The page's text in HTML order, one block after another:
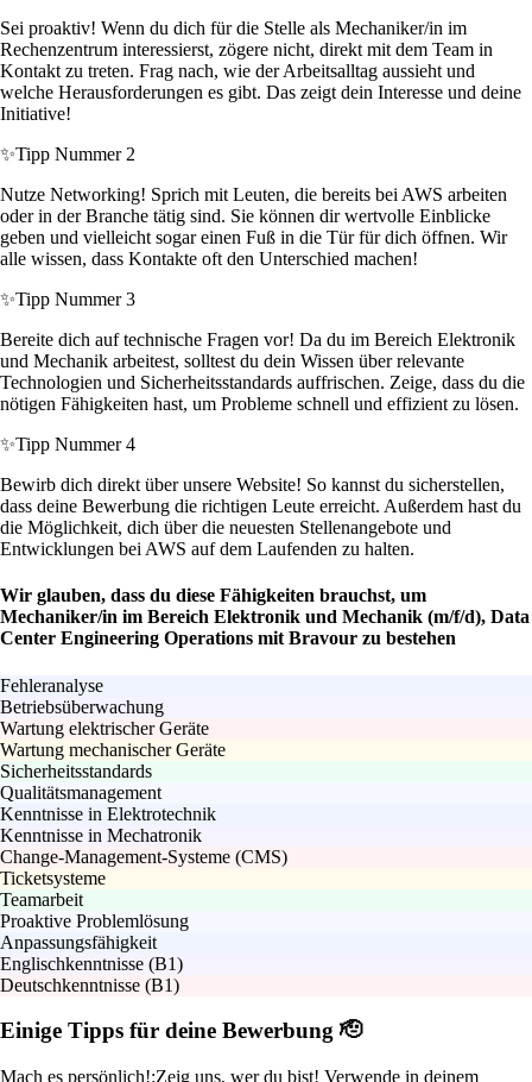
Sei proaktiv! Wenn du dich für die Stelle als Mechaniker/in im
Rechenzentrum interessierst, zögere nicht, direkt mit dem Team in
Kontakt zu treten. Frag nach, wie der Arbeitsalltag aussieht und
welche Herausforderungen es gibt. Das zeigt dein Interesse und deine
Initiative!
✨Tipp Nummer 2
Nutze Networking! Sprich mit Leuten, die bereits bei AWS arbeiten
oder in der Branche tätig sind. Sie können dir wertvolle Einblicke
geben und vielleicht sogar einen Fuß in die Tür für dich öffnen. Wir
alle wissen, dass Kontakte oft den Unterschied machen!
✨Tipp Nummer 3
Bereite dich auf technische Fragen vor! Da du im Bereich Elektronik
und Mechanik arbeitest, solltest du dein Wissen über relevante
Technologien und Sicherheitsstandards auffrischen. Zeige, dass du die
nötigen Fähigkeiten hast, um Probleme schnell und effizient zu lösen.
✨Tipp Nummer 4
Bewirb dich direkt über unsere Website! So kannst du sicherstellen,
dass deine Bewerbung die richtigen Leute erreicht. Außerdem hast du
die Möglichkeit, dich über die neuesten Stellenangebote und
Entwicklungen bei AWS auf dem Laufenden zu halten.
Wir glauben, dass du diese Fähigkeiten brauchst, um
Mechaniker/in im Bereich Elektronik und Mechanik (m/f/d), Data
Center Engineering Operations mit Bravour zu bestehen
Fehleranalyse
Betriebsüberwachung
Wartung elektrischer Geräte
Wartung mechanischer Geräte
Sicherheitsstandards
Qualitätsmanagement
Kenntnisse in Elektrotechnik
Kenntnisse in Mechatronik
Change-Management-Systeme (CMS)
Ticketsysteme
Teamarbeit
Proaktive Problemlösung
Anpassungsfähigkeit
Englischkenntnisse (B1)
Deutschkenntnisse (B1)
Einige Tipps für deine Bewerbung 🫡
Mach es persönlich!:Zeig uns, wer du bist! Verwende in deinem